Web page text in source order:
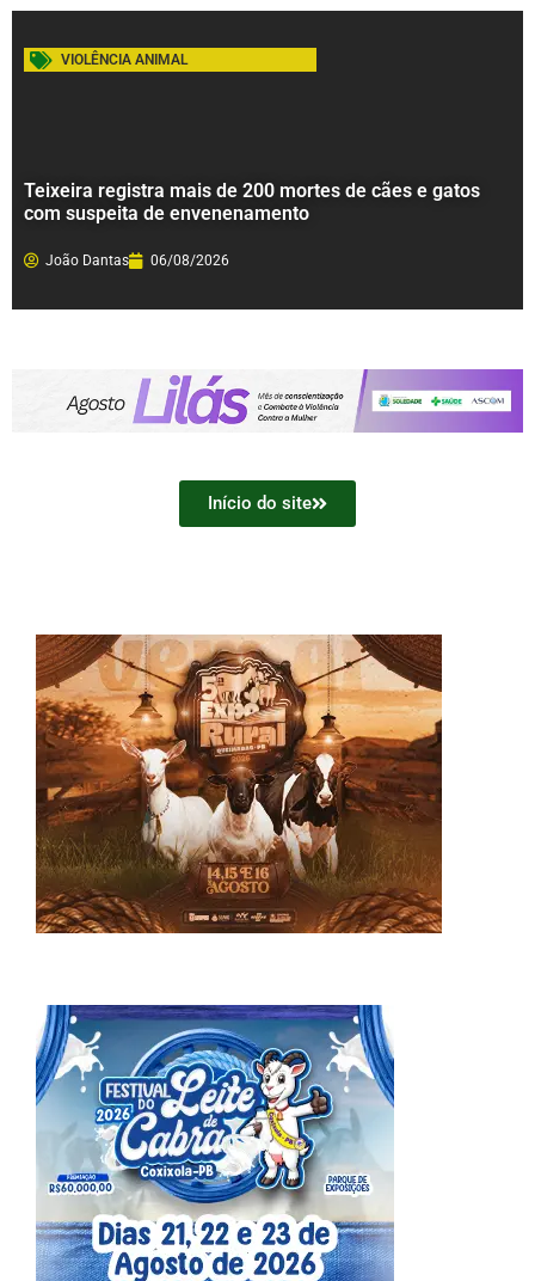
VIOLÊNCIA ANIMAL
Teixeira registra mais de 200 mortes de cães e gatos
com suspeita de envenenamento
João Dantas 06/08/2026
Início do site